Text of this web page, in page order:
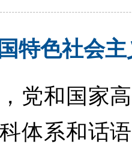
特色社会
和国家高
体系和话